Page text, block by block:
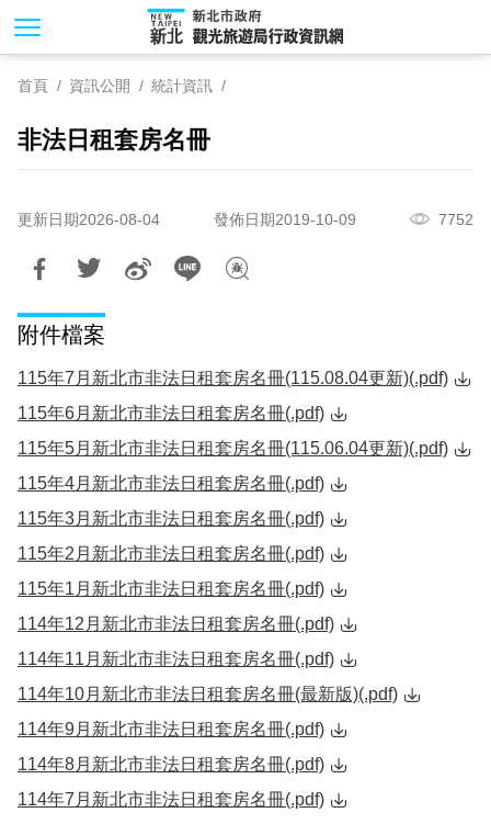
到
首頁 資訊公開 統計資訊
非法日租套房名冊
更新日期2026-08-04 發佈日期2019-10-09 7752
附件檔案
115年7月新北市非法日租套房名冊(115.08.04更新)(.pdf)
115年6月新北市非法日租套房名冊(.pdf)
115年5月新北市非法日租套房名冊(115.06.04更新)(.pdf)
115年4月新北市非法日租套房名冊(.pdf)
115年3月新北市非法日租套房名冊(.pdf)
115年2月新北市非法日租套房名冊(.pdf)
115年1月新北市非法日租套房名冊(.pdf)
114年12月新北市非法日租套房名冊(.pdf)
114年11月新北市非法日租套房名冊(.pdf)
114年10月新北市非法日租套房名冊(最新版)(.pdf)
114年9月新北市非法日租套房名冊(.pdf)
114年8月新北市非法日租套房名冊(.pdf)
114年7月新北市非法日租套房名冊(.pdf)